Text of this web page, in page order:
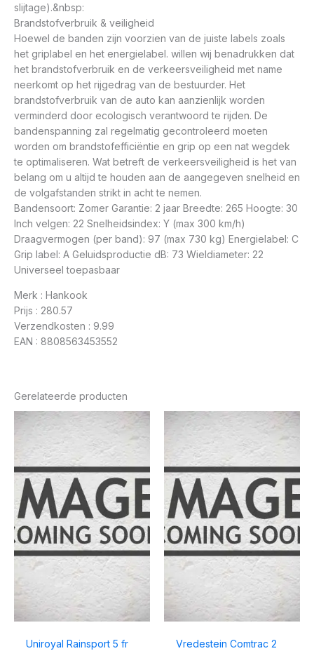
slijtage).&nbsp:
Brandstofverbruik & veiligheid
Hoewel de banden zijn voorzien van de juiste labels zoals
het griplabel en het energielabel. willen wij benadrukken dat
het brandstofverbruik en de verkeersveiligheid met name
neerkomt op het rijgedrag van de bestuurder. Het
brandstofverbruik van de auto kan aanzienlijk worden
verminderd door ecologisch verantwoord te rijden. De
bandenspanning zal regelmatig gecontroleerd moeten
worden om brandstofefficiëntie en grip op een nat wegdek
te optimaliseren. Wat betreft de verkeersveiligheid is het van
belang om u altijd te houden aan de aangegeven snelheid en
de volgafstanden strikt in acht te nemen.
Bandensoort: Zomer Garantie: 2 jaar Breedte: 265 Hoogte: 30
Inch velgen: 22 Snelheidsindex: Y (max 300 km/h)
Draagvermogen (per band): 97 (max 730 kg) Energielabel: C
Grip label: A Geluidsproductie dB: 73 Wieldiameter: 22
Universeel toepasbaar
Merk : Hankook
Prijs : 280.57
Verzendkosten : 9.99
EAN : 8808563453552
Gerelateerde producten
Uniroyal Rainsport 5 fr
Vredestein Comtrac 2